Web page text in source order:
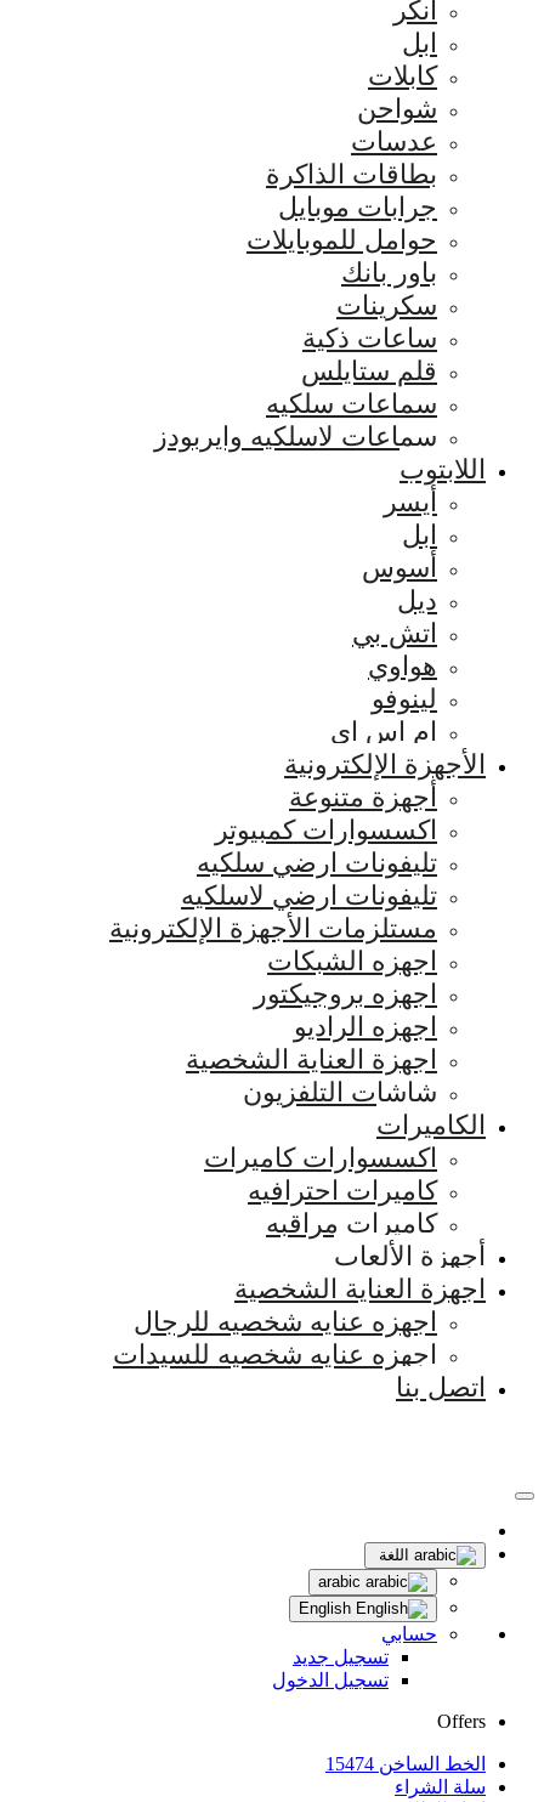
انكر
ابل
كابلات
شواحن
عدسات
بطاقات الذاكرة
جرابات موبايل
حوامل للموبايلات
باور بانك
سكرينات
ساعات ذكية
قلم ستايلس
سماعات سلكيه
سماعات لاسلكيه وايربودز
اللابتوب
أيسر
ابل
أسوس
ديل
اتش بي
هواوي
لينوفو
ام اس اي
الأجهزة الإلكترونية
أجهزة متنوعة
اكسسوارات كمبيوتر
تليفونات ارضي سلكيه
تليفونات ارضي لاسلكيه
مستلزمات الأجهزة الإلكترونية
اجهزه الشبكات
اجهزه بروجيكتور
اجهزه الراديو
اجهزة العناية الشخصية
شاشات التلفزيون
الكاميرات
اكسسوارات كاميرات
كاميرات احترافيه
كاميرات مراقبه
أجهزة الألعاب
اجهزة العناية الشخصية
اجهزه عنايه شخصيه للرجال
اجهزه عنايه شخصيه للسيدات
اتصل بنا
اللغة
حسابي
تسجيل جديد
تسجيل الدخول
Offers
الخط الساخن 15474
سلة الشراء